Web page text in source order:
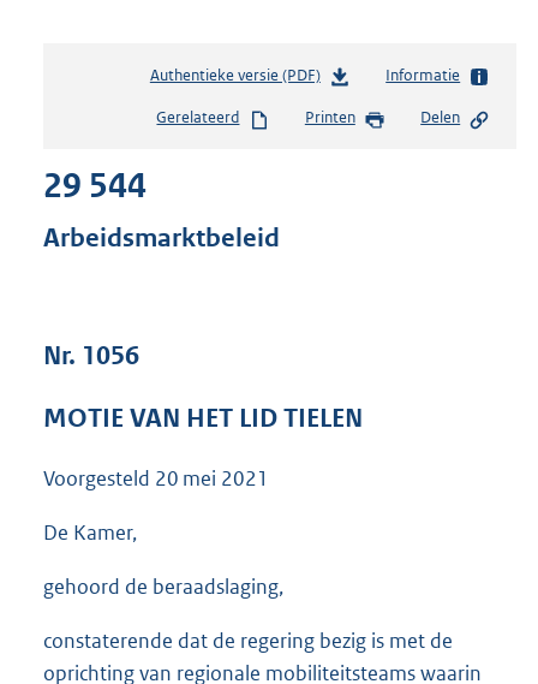
Authentieke versie (PDF)b
s
e
Informatie
Gerelateerd Printen Delen
29 544
Arbeidsmarktbeleid
Nr. 1056
MOTIE VAN HET LID TIELEN
Voorgesteld 20 mei 2021
De Kamer,
gehoord de beraadslaging,
constaterende dat de regering bezig is met de
oprichting van regionale mobiliteitsteams waarin